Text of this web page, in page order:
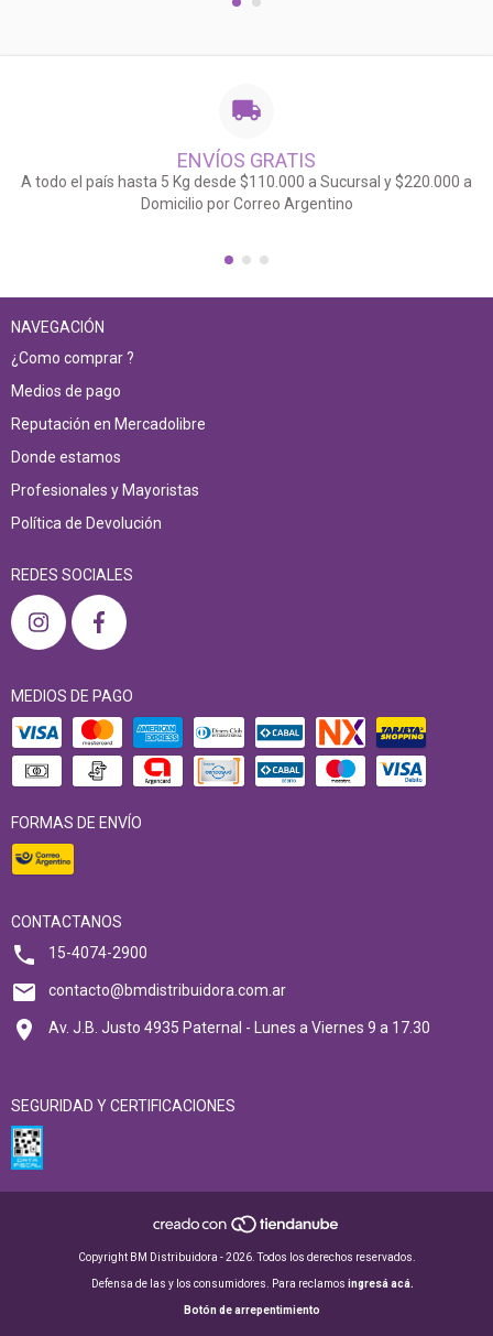
ENVÍOS GRATIS
A todo el país hasta 5 Kg desde $110.000 a Sucursal y $220.000 a
Domicilio por Correo Argentino
NAVEGACIÓN
¿Como comprar ?
Medios de pago
Reputación en Mercadolibre
Donde estamos
Profesionales y Mayoristas
Política de Devolución
REDES SOCIALES
MEDIOS DE PAGO
FORMAS DE ENVÍO
CONTACTANOS
15-4074-2900
contacto@bmdistribuidora.com.ar
Av. J.B. Justo 4935 Paternal - Lunes a Viernes 9 a 17.30
SEGURIDAD Y CERTIFICACIONES
Copyright BM Distribuidora - 2026. Todos los derechos reservados.
Defensa de las y los consumidores. Para reclamos ingresá acá.
Botón de arrepentimiento